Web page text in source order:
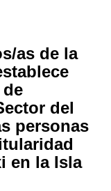
as de la
del
personas
en la Isla